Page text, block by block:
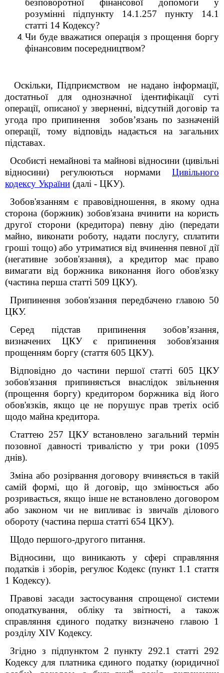
безповоротної фінансової допомоги у
розумінні підпункту 14.1.257 пункту 14.1
статті 14 Кодексу?
Чи буде вважатися операція з прощення боргу
фінансовим посередництвом?
Оскільки, Підприємством не надано інформації,
достатньої для однозначної ідентифікації суті
операції, описаної у зверненні, відсутній договір та
угода про припинення зобов’язань по зазначеній
операції, тому відповідь надається на загальних
підставах.
Особисті немайнові та майнові відносини (цивільні
відносини) регулюються нормами Цивільного
кодексу України (далі - ЦКУ).
Зобов'язанням є правовідношення, в якому одна
сторона (боржник) зобов'язана вчинити на користь
другої сторони (кредитора) певну дію (передати
майно, виконати роботу, надати послугу, сплатити
гроші тощо) або утриматися від вчинення певної дії
(негативне зобов'язання), а кредитор має право
вимагати від боржника виконання його обов'язку
(частина перша статті 509 ЦКУ).
Припинення зобов'язання передбачено главою 50
ЦКУ.
Серед підстав припинення зобов’язання,
визначених ЦКУ є припинення зобов'язання
прощенням боргу (стаття 605 ЦКУ).
Відповідно до частини першої статті 605 ЦКУ
зобов'язання припиняється внаслідок звільнення
(прощення боргу) кредитором боржника від його
обов'язків, якщо це не порушує прав третіх осіб
щодо майна кредитора.
Статтею 257 ЦКУвстановлено загальний термін
позовної давності тривалістю у три роки (1095
днів).
Зміна або розірвання договору вчиняється в такій
самій формі, що й договір, що змінюється або
розривається, якщо інше не встановлено договором
або законом чи не випливає із звичаїв ділового
обороту (частина перша статті 654 ЦКУ).
Щодо першого-другого питання.
Відносини, що виникають у сфері справляння
податків і зборів, регулює Кодекс (пункт 1.1 стаття
1 Кодексу).
Правові засади застосування спрощеної системи
оподаткування, обліку та звітності, а також
справляння єдиного податку визначено главою 1
розділу ХІV Кодексу.
Згідно з підпунктом 2 пункту 292.1 статті 292
Кодексу для платника єдиного податку (юридичної